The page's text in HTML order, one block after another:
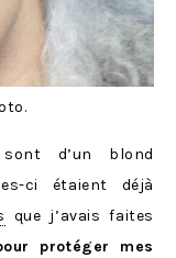
d’un blond
ci étaient déjà
que j’avais faites
protéger mes